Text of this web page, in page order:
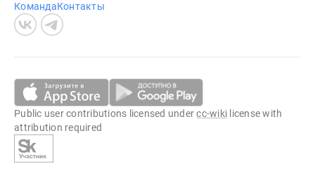
КомандаКонтакты
Public user contributions licensed undercc-wiki license with
attribution required